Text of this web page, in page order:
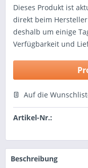
Dieses Produkt ist
direkt beim
deshalb um einige
Verfügbarkeit und
Auf die
Artikel-Nr.:
Beschreibung